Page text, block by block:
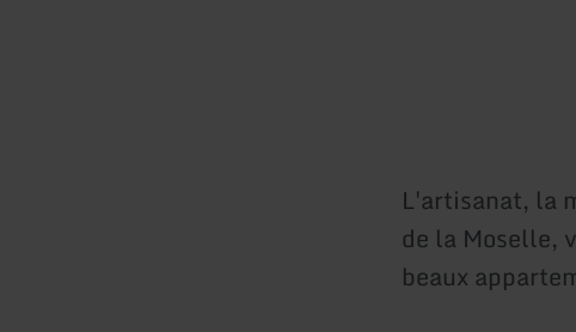
L'artisanat, la
de la Moselle,
beaux